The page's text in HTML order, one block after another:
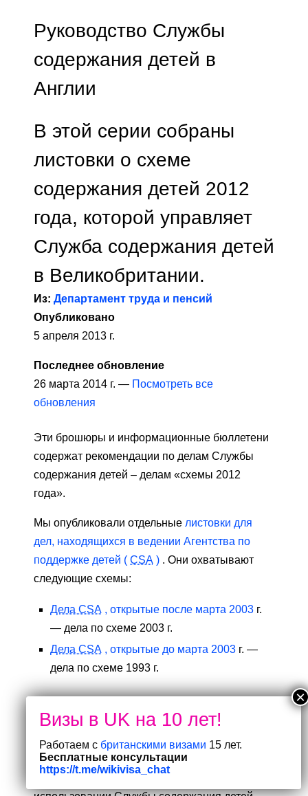
Руководство Службы
содержания детей в
Англии
В этой серии собраны
листовки о схеме
содержания детей 2012
года, которой управляет
Служба содержания детей
в Великобритании.
Из: Департамент труда и пенсий
Опубликовано
5 апреля 2013 г.
Последнее обновление
26 марта 2014 г. — Посмотреть все
обновления
Эти брошюры и информационные бюллетени
содержат рекомендации по делам Службы
содержания детей – делам «схемы 2012
года».
Мы опубликовали отдельные листовки для
дел, находящихся в ведении Агентства по
поддержке детей ( CSA ) . Они охватывают
следующие схемы:
Дела CSA , открытые после марта 2003 г.
— дела по схеме 2003 г.
Дела CSA , открытые до марта 2003 г. —
дела по схеме 1993 г.
содержания детей
Мы опубликовали ряд листовок с подробной
информацией о содержании детей и
Работаем с британскими визами 15 лет.
Бесплатные консультации
https://t.me/wikivisa_chat